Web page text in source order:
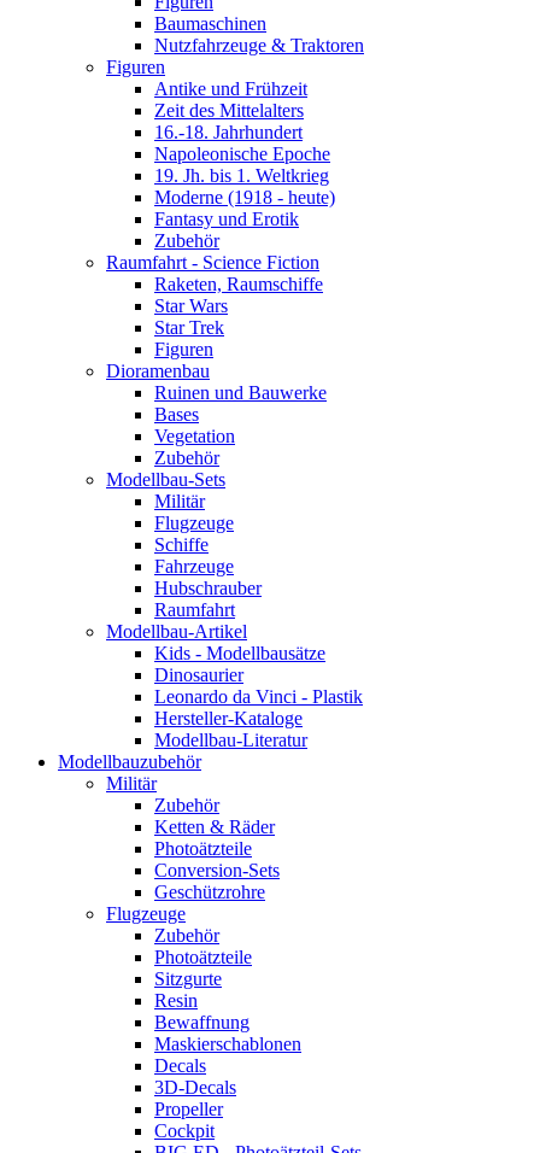
Baumaschinen
Nutzfahrzeuge & Traktoren
Figuren
Antike und Frühzeit
Zeit des Mittelalters
16.-18. Jahrhundert
Napoleonische Epoche
19. Jh. bis 1. Weltkrieg
Moderne (1918 - heute)
Fantasy und Erotik
Zubehör
Raumfahrt - Science Fiction
Raketen, Raumschiffe
Star Wars
Star Trek
Figuren
Dioramenbau
Ruinen und Bauwerke
Bases
Vegetation
Zubehör
Modellbau-Sets
Militär
Flugzeuge
Schiffe
Fahrzeuge
Hubschrauber
Raumfahrt
Modellbau-Artikel
Kids - Modellbausätze
Dinosaurier
Leonardo da Vinci - Plastik
Hersteller-Kataloge
Modellbau-Literatur
Modellbauzubehör
Militär
Zubehör
Ketten & Räder
Photoätzteile
Conversion-Sets
Geschützrohre
Flugzeuge
Zubehör
Photoätzteile
Sitzgurte
Resin
Bewaffnung
Maskierschablonen
Decals
3D-Decals
Propeller
Cockpit